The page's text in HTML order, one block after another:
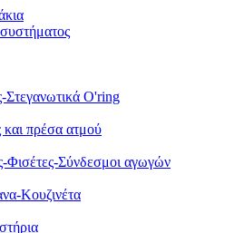
Στεγανωτικά O'ring
πρέσα ατμού
Φισέτες-Σύνδεσμοι αγωγών
Κουζινέτα